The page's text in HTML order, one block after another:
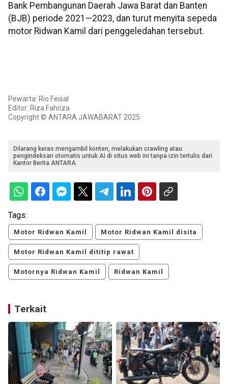
Bank Pembangunan Daerah Jawa Barat dan Banten
(BJB) periode 2021—2023, dan turut menyita sepeda
motor Ridwan Kamil dari penggeledahan tersebut.
Pewarta: Rio Feisal
Editor: Riza Fahriza
Copyright © ANTARA JAWABARAT 2025
Dilarang keras mengambil konten, melakukan crawling atau
pengindeksan otomatis untuk AI di situs web ini tanpa izin tertulis dari
Kantor Berita ANTARA.
Tags:
Motor Ridwan Kamil Motor Ridwan Kamil disita
Motor Ridwan Kamil dititip rawat
Motornya Ridwan Kamil Ridwan Kamil
Terkait